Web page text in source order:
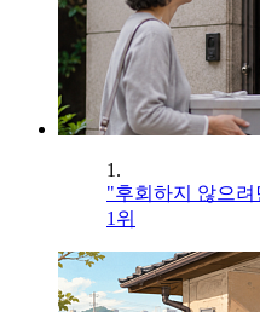
1.
"후회하지 않으
1위